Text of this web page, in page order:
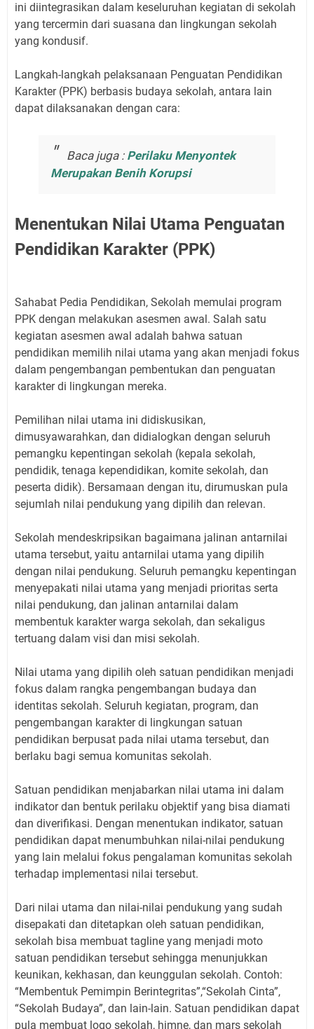
ini diintegrasikan dalam keseluruhan kegiatan di sekolah
yang tercermin dari suasana dan lingkungan sekolah
yang kondusif.
Langkah-langkah pelaksanaan Penguatan Pendidikan
Karakter (PPK) berbasis budaya sekolah, antara lain
dapat dilaksanakan dengan cara:
Baca juga : Perilaku Menyontek
Merupakan Benih Korupsi
Menentukan Nilai Utama Penguatan
Pendidikan Karakter (PPK)
Sahabat Pedia Pendidikan, Sekolah memulai program
PPK dengan melakukan asesmen awal. Salah satu
kegiatan asesmen awal adalah bahwa satuan
pendidikan memilih nilai utama yang akan menjadi fokus
dalam pengembangan pembentukan dan penguatan
karakter di lingkungan mereka.
Pemilihan nilai utama ini didiskusikan,
dimusyawarahkan, dan didialogkan dengan seluruh
pemangku kepentingan sekolah (kepala sekolah,
pendidik, tenaga kependidikan, komite sekolah, dan
peserta didik). Bersamaan dengan itu, dirumuskan pula
sejumlah nilai pendukung yang dipilih dan relevan.
Sekolah mendeskripsikan bagaimana jalinan antarnilai
utama tersebut, yaitu antarnilai utama yang dipilih
dengan nilai pendukung. Seluruh pemangku kepentingan
menyepakati nilai utama yang menjadi prioritas serta
nilai pendukung, dan jalinan antarnilai dalam
membentuk karakter warga sekolah, dan sekaligus
tertuang dalam visi dan misi sekolah.
Nilai utama yang dipilih oleh satuan pendidikan menjadi
fokus dalam rangka pengembangan budaya dan
identitas sekolah. Seluruh kegiatan, program, dan
pengembangan karakter di lingkungan satuan
pendidikan berpusat pada nilai utama tersebut, dan
berlaku bagi semua komunitas sekolah.
Satuan pendidikan menjabarkan nilai utama ini dalam
indikator dan bentuk perilaku objektif yang bisa diamati
dan diverifikasi. Dengan menentukan indikator, satuan
pendidikan dapat menumbuhkan nilai-nilai pendukung
yang lain melalui fokus pengalaman komunitas sekolah
terhadap implementasi nilai tersebut.
Dari nilai utama dan nilai-nilai pendukung yang sudah
disepakati dan ditetapkan oleh satuan pendidikan,
sekolah bisa membuat tagline yang menjadi moto
satuan pendidikan tersebut sehingga menunjukkan
keunikan, kekhasan, dan keunggulan sekolah. Contoh:
“Membentuk Pemimpin Berintegritas”,“Sekolah Cinta”,
“Sekolah Budaya”, dan lain-lain. Satuan pendidikan dapat
pula membuat logo sekolah, himne, dan mars sekolah